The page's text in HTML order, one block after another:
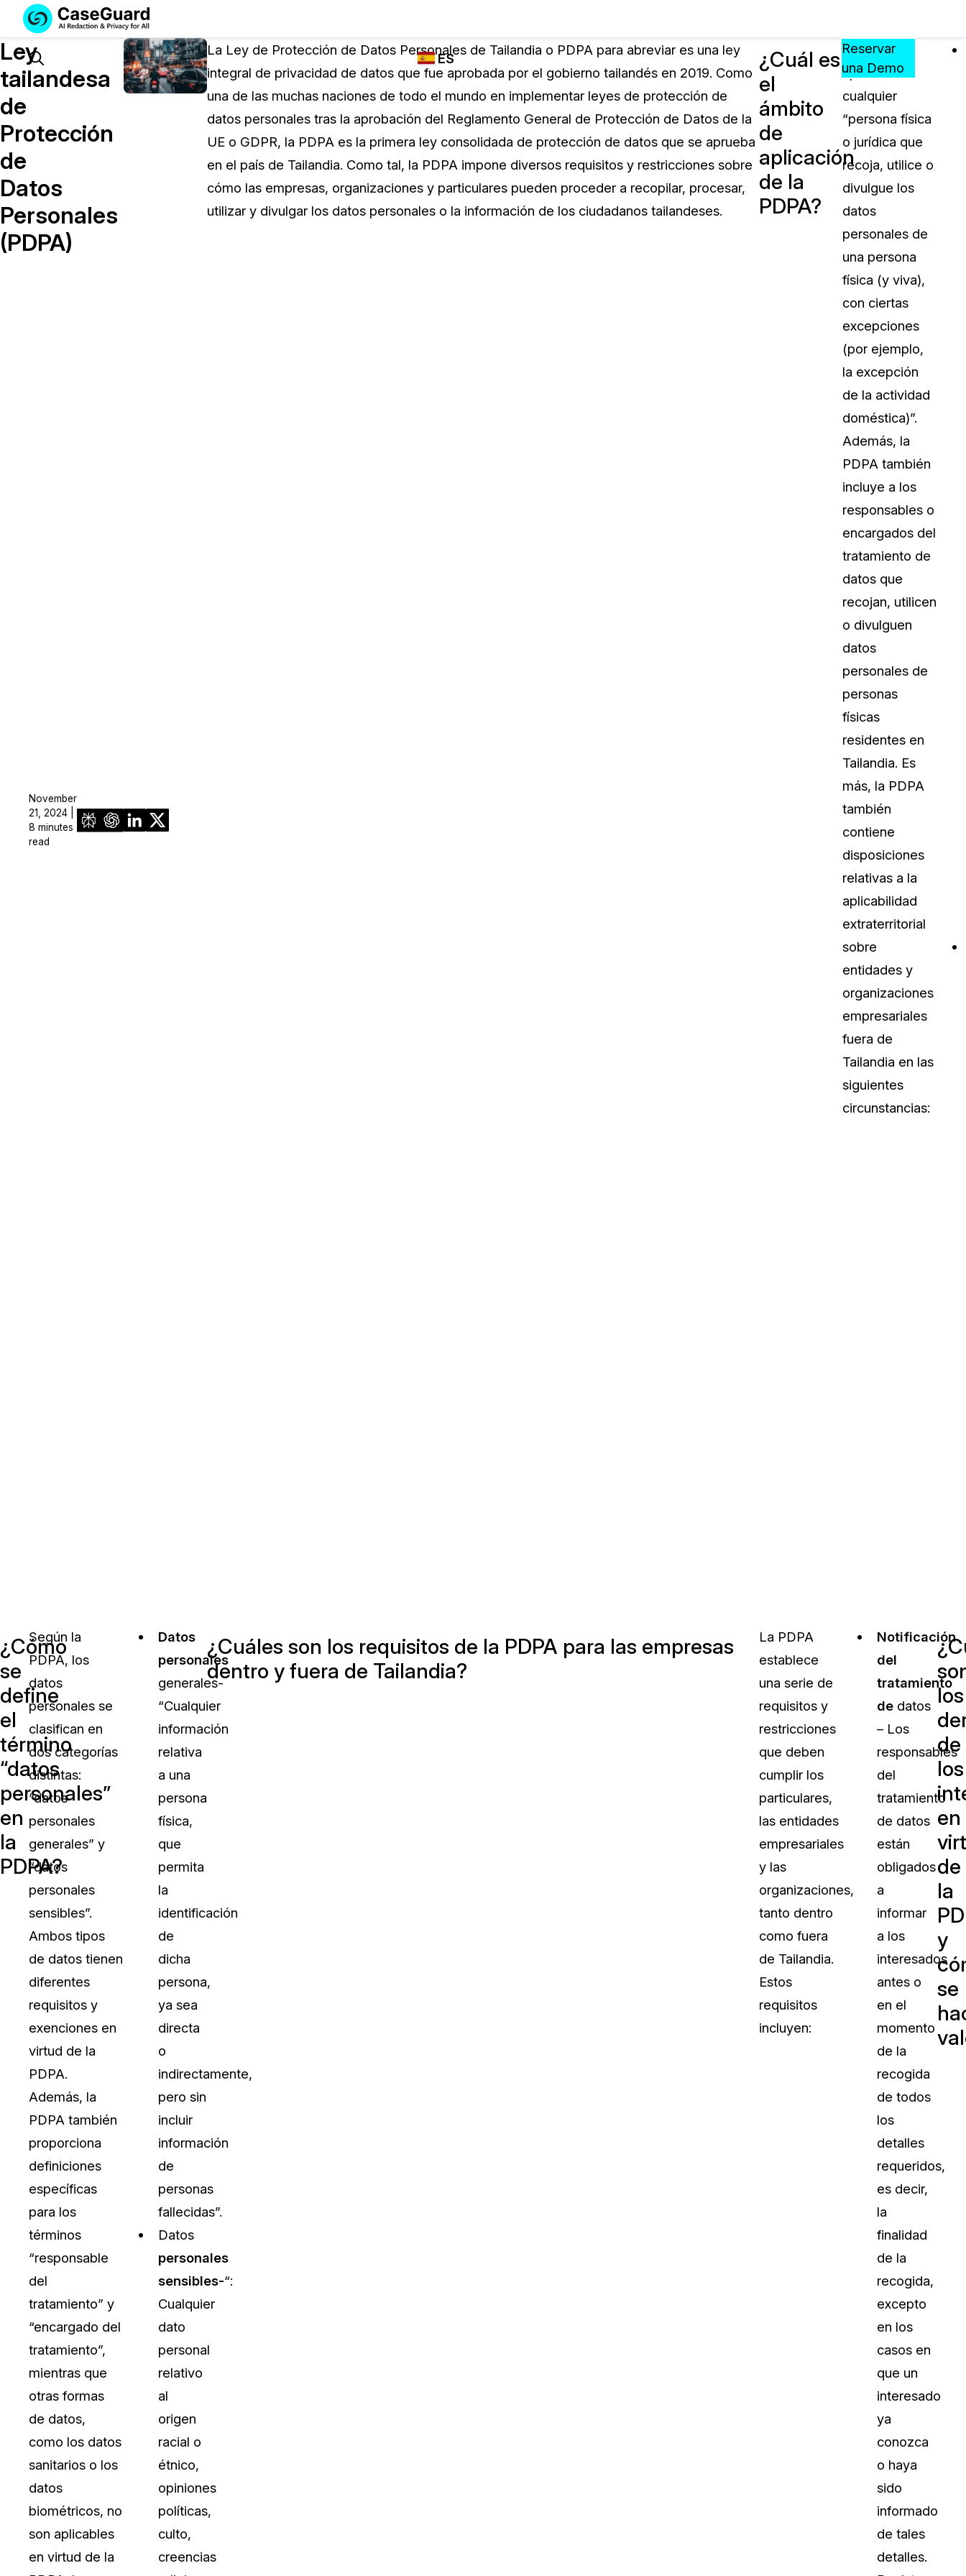
Servicios
SUSCRÍBASE
A
CASEGUARD
STUDIO
Soluciones
FUNCIONES DE
TRANSCRIPCIÓN
Y TRADUCCIÓN
DE CASEGUARD
Redacción de vídeos
de notas y más con un solo clic desde una
cantidad ilimitada de videos
Industrias
¿QUIÉN
CASEGUARD?
Transportación
La Atención Médica
PreciosRecursos
APRENDA,
CONECTE
CREZCA
CON
Preguntas Frecuentes
CaseGuard
Artículos
Redacte archivos de video con
algoritmo mejorado
Casos Practicos
sus necesidades de redacción
Centro de Ayuda
Obtenga respuestas a sus
CaseGuard
Videoteca
CaseGuard. Práctica nuevas
aprender
Recomendaciones
Historias sobre cómo nuestros
utilizan CaseGuard studio a diario
Más información sobre
Trabaja con nosotros
Únase a nuestro equipo y
construir el futuro de la redacción
Póngase en contacto con
Eventos
Search
ES
Español
Reservar
una Demo
Ley
tailandesa
de
Protección
de
Datos
Personales
(PDPA)
November
21, 2024 |
8 minutes
read
La Ley de Protección de Datos Personales de Tailandia o PDPA para abreviar es una ley
integral de privacidad de datos que fue aprobada por el gobierno tailandés en 2019. Como
una de las muchas naciones de todo el mundo en implementar leyes de protección de
datos personales tras la aprobación del Reglamento General de Protección de Datos de la
UE o GDPR, la PDPA es la primera ley consolidada de protección de datos que se aprueba
en el país de Tailandia. Como tal, la PDPA impone diversos requisitos y restricciones sobre
cómo las empresas, organizaciones y particulares pueden proceder a recopilar, procesar,
utilizar y divulgar los datos personales o la información de los ciudadanos tailandeses.
¿Cuál es
el
ámbito
de
aplicación
de la
PDPA?
La PDPA se
aplica a
cualquier
“persona física
o jurídica que
recoja, utilice o
divulgue los
datos
personales de
una persona
física (y viva),
con ciertas
excepciones
(por ejemplo,
la excepción
de la actividad
doméstica)”.
Además, la
PDPA también
incluye a los
responsables o
encargados del
tratamiento de
datos que
recojan, utilicen
o divulguen
datos
personales de
personas
físicas
residentes en
Tailandia. Es
más, la PDPA
también
contiene
disposiciones
relativas a la
aplicabilidad
extraterritorial
sobre
entidades y
organizaciones
empresariales
fuera de
Tailandia en las
siguientes
circunstancias:
¿Cómo
se
define
el
término
“datos
personales”
en
la
PDPA?
Según la
PDPA, los
datos
personales se
clasifican en
dos categorías
distintas:
“datos
personales
generales” y
“datos
personales
sensibles”.
Ambos tipos
de datos tienen
diferentes
requisitos y
exenciones en
virtud de la
PDPA.
Además, la
PDPA también
proporciona
definiciones
específicas
para los
términos
“responsable
del
tratamiento” y
“encargado del
tratamiento”,
mientras que
otras formas
de datos,
como los datos
sanitarios o los
datos
biométricos, no
son aplicables
en virtud de la
Datos
personales
generales-
“Cualquier
información
relativa
a una
persona
física,
que
permita
la
identificación
de
dicha
persona,
ya sea
directa
o
indirectamente,
pero sin
incluir
información
de
personas
fallecidas”.
Datos
personales
sensibles-“:
Cualquier
dato
personal
relativo
al
origen
racial o
étnico,
opiniones
políticas,
culto,
creencias
¿Cuáles son los requisitos de la PDPA para las empresas
dentro y fuera de Tailandia?
La PDPA
establece
una serie de
requisitos y
restricciones
que deben
cumplir los
particulares,
las entidades
empresariales
y las
organizaciones,
tanto dentro
como fuera
de Tailandia.
Estos
requisitos
incluyen:
Notificación
del
tratamiento
de datos
– Los
responsables
del
tratamiento
de datos
están
obligados
a
informar
a los
interesados
antes o
en el
momento
de la
recogida
de todos
los
detalles
requeridos,
es decir,
la
finalidad
de la
recogida,
excepto
en los
casos en
que un
interesado
ya
conozca
o haya
sido
informado
de tales
detalles.
los
de
los
en
de
la
y
se